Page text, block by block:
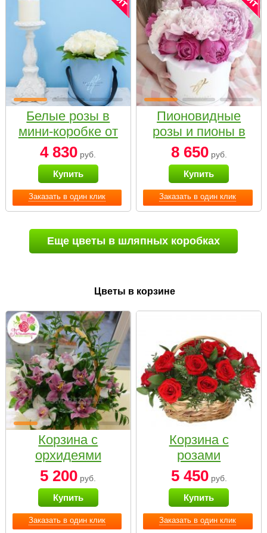
Заказать в один клик
Белые розы в
мини-коробке от
Bella Fiori
4 830 руб.
Купить
Заказать в один клик
Пионовидные
розы и пионы в
белой коробке
Small
8 650руб.
Купить
Еще цветы в шляпных коробках
Цветы в корзине
Заказать в один клик
Корзина с
орхидеями
малая
5 200 руб.
Купить
Заказать в один клик
Корзина с
розами
«Красный
Париж»
5 450руб.
Купить